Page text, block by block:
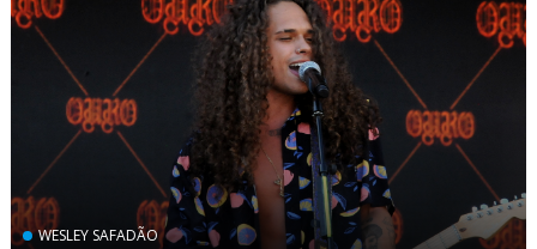
WESLEY SAFADÃO